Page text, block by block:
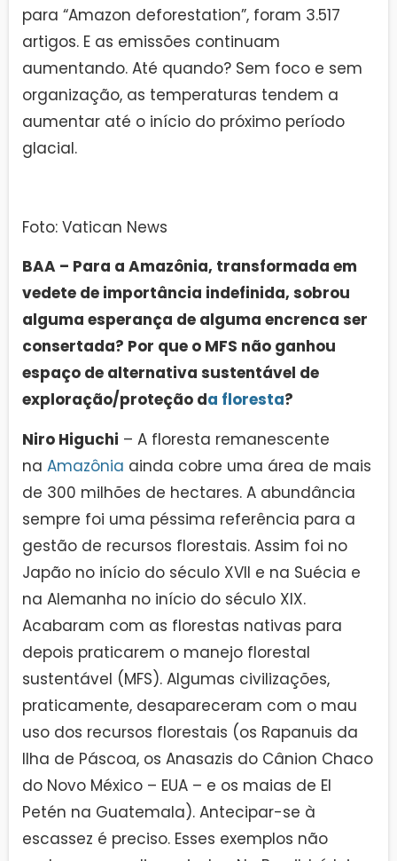
para “Amazon deforestation”, foram 3.517
artigos. E as emissões continuam
aumentando. Até quando? Sem foco e sem
organização, as temperaturas tendem a
aumentar até o início do próximo período
glacial.
Foto: Vatican News
BAA – Para a Amazônia, transformada em
vedete de importância indefinida, sobrou
alguma esperança de alguma encrenca ser
consertada? Por que o MFS não ganhou
espaço de alternativa sustentável de
exploração/proteção da floresta?
Niro Higuchi – A floresta remanescente
na Amazônia ainda cobre uma área de mais
de 300 milhões de hectares. A abundância
sempre foi uma péssima referência para a
gestão de recursos florestais. Assim foi no
Japão no início do século XVII e na Suécia e
na Alemanha no início do século XIX.
Acabaram com as florestas nativas para
depois praticarem o manejo florestal
sustentável (MFS). Algumas civilizações,
praticamente, desapareceram com o mau
uso dos recursos florestais (os Rapanuis da
Ilha de Páscoa, os Anasazis do Cânion Chaco
do Novo México – EUA – e os maias de El
Petén na Guatemala). Antecipar-se à
escassez é preciso. Esses exemplos não